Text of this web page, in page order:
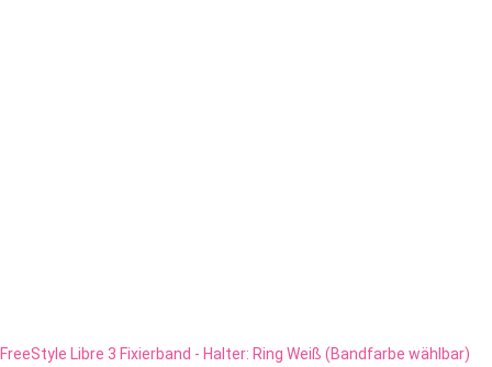
FreeStyle Libre 3 Fixierband - Halter: Ring Weiß (Bandfarbe wählbar)